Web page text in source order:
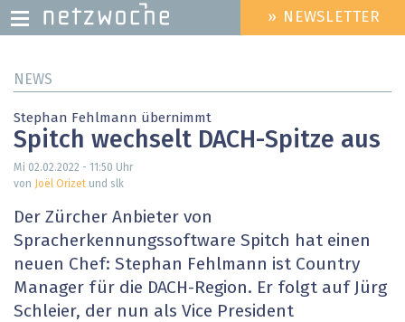
zum
HEADER
MENU
» NEWSLETTER
NEWS
Stephan Fehlmann übernimmt
Spitch wechselt DACH-Spitze aus
Mi 02.02.2022 - 11:50 Uhr
von
Joël Orizet und slk
Der Zürcher Anbieter von
Spracherkennungssoftware Spitch hat einen
neuen Chef: Stephan Fehlmann ist Country
Manager für die DACH-Region. Er folgt auf Jürg
Schleier, der nun als Vice President